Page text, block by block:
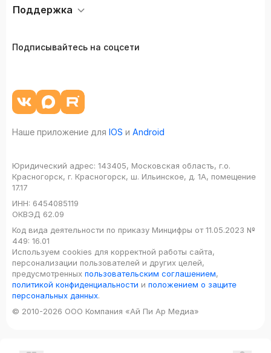
Поддержка
Подписывайтесь на соцсети
Наше приложение для IOS и Android
Юридический адрес: 143405, Московская область, г.о.
Красногорск, г. Красногорск, ш. Ильинское, д. 1А, помещение
17.17
ИНН: 6454085119
ОКВЭД 62.09
Код вида деятельности по приказу Минцифры от 11.05.2023 №
449: 16.01
Используем cookies для корректной работы сайта,
персонализации пользователей и других целей,
предусмотренных пользовательским соглашением,
политикой конфиденциальности и положением о защите
персональных данных.
© 2010-2026 ООО Компания «Ай Пи Ар Медиа»